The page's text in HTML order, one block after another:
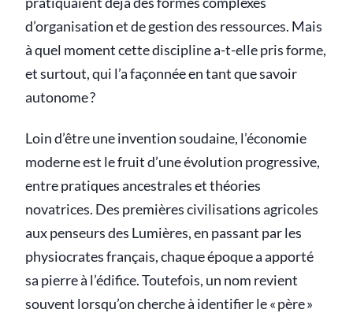
d’organisation et de gestion des ressources. Mais
à quel moment cette discipline a-t-elle pris forme,
et surtout, qui l’a façonnée en tant que savoir
autonome ?
Loin d’être une invention soudaine, l’économie
moderne est le fruit d’une évolution progressive,
entre pratiques ancestrales et théories
novatrices. Des premières civilisations agricoles
aux penseurs des Lumières, en passant par les
physiocrates français, chaque époque a apporté
sa pierre à l’édifice. Toutefois, un nom revient
souvent lorsqu’on cherche à identifier le « père »